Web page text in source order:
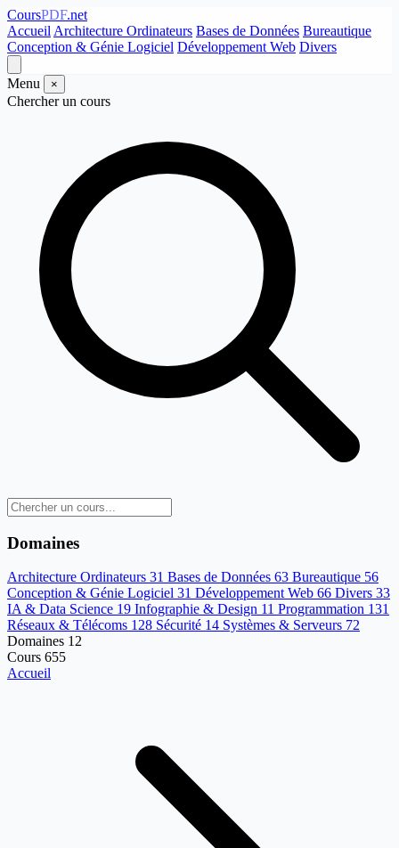
CoursPDF.net
Accueil Architecture Ordinateurs Bases de Données Bureautique
Conception & Génie Logiciel Développement Web Divers
Menu ×
Chercher un cours
Domaines
Architecture Ordinateurs 31 Bases de Données 63 Bureautique 56
Conception & Génie Logiciel 31 Développement Web 66 Divers 33
IA & Data Science 19 Infographie & Design 11 Programmation 131
Réseaux & Télécoms 128 Sécurité 14 Systèmes & Serveurs 72
Domaines 12
Cours 655
Accueil